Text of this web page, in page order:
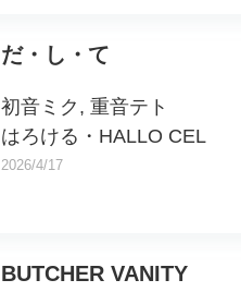
だ・し・て
初音ミク, 重音テト
はろける・HALLO CEL
2026/4/17
BUTCHER VANITY